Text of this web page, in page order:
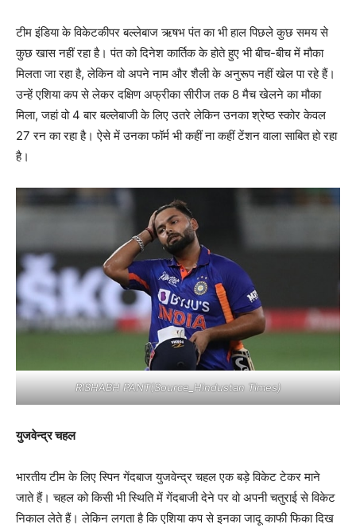
टीम इंडिया के विकेटकीपर बल्लेबाज ऋषभ पंत का भी हाल पिछले कुछ समय से
कुछ खास नहीं रहा है। पंत को दिनेश कार्तिक के होते हुए भी बीच-बीच में मौका
मिलता जा रहा है, लेकिन वो अपने नाम और शैली के अनुरूप नहीं खेल पा रहे हैं।
उन्हें एशिया कप से लेकर दक्षिण अफ्रीका सीरीज तक 8 मैच खेलने का मौका
मिला, जहां वो 4 बार बल्लेबाजी के लिए उतरे लेकिन उनका श्रेष्ठ स्कोर केवल
27 रन का रहा है। ऐसे में उनका फॉर्म भी कहीं ना कहीं टेंशन वाला साबित हो रहा
है।
RISHABH PANT(Source_Hindustan Times)
युजवेन्द्र चहल
भारतीय टीम के लिए स्पिन गेंदबाज युजवेन्द्र चहल एक बड़े विकेट टेकर माने
जाते हैं। चहल को किसी भी स्थिति में गेंदबाजी देने पर वो अपनी चतुराई से विकेट
निकाल लेते हैं। लेकिन लगता है कि एशिया कप से इनका जादू काफी फिका दिख